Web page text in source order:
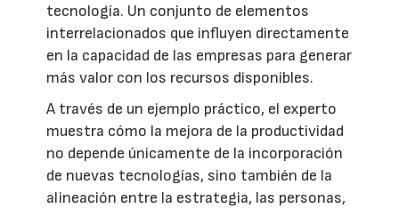
tecnología. Un conjunto de elementos
interrelacionados que influyen directamente
en la capacidad de las empresas para generar
más valor con los recursos disponibles.
A través de un ejemplo práctico, el experto
muestra cómo la mejora de la productividad
no depende únicamente de la incorporación
de nuevas tecnologías, sino también de la
alineación entre la estrategia, las personas,